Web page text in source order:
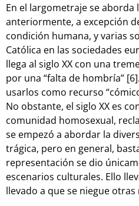
En el largometraje se
anteriormente, a excepción
condición humana, y varias
Católica en las sociedades
llega al siglo XX con una
por una “falta de hombría”
usarlos como recurso
No obstante, el siglo XX es
comunidad homosexual,
se empezó a abordar la
trágica, pero en general,
representación se dio
escenarios culturales. Ello
llevado a que se niegue